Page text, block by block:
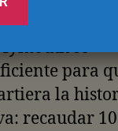
Seis
se
para
la
recaudar